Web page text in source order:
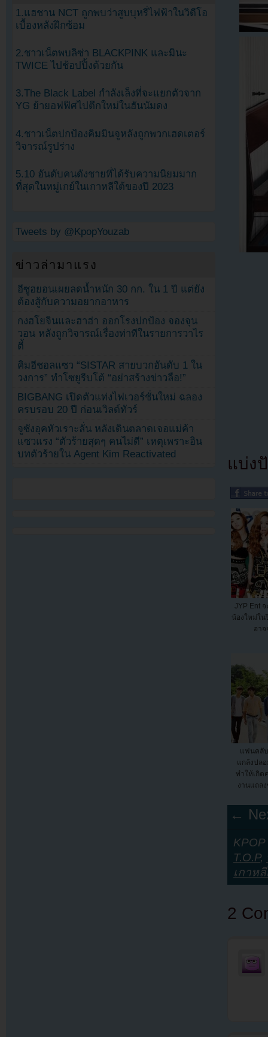
แบ่ง
JYP Ent จ
น้องใหม่ใน
อา
แฟนคลับ
แกล้งปล
ทำให้เกิด
งานแถล
←
T.O.P,
เกาห
2
1.แฮชาน NCT ถูกพบว่าสูบบุหรี่ไฟฟ้าในวิดีโอ
เบื้องหลังฝึกซ้อม
2.ชาวเน็ตพบลิซ่า BLACKPINK และมินะ
TWICE ไปช้อปปิ้งด้วยกัน
3.The Black Label กำลังเล็งที่จะแยกตัวจาก
YG ย้ายอฟฟิศไปตึกใหม่ในฮันนัมดง
4.ชาวเน็ตปกป้องคิมมินจูหลังถูกพวกเฮดเตอร์
วิจารณ์รูปร่าง
5.10 อันดับคนดังชายที่ได้รับความนิยมมาก
ที่สุดในหมู่เกย์ในเกาหลีใต้ของปี 2023
Tweets by @KpopYouzab
ข่าวล่ามาแรง
อีซูฮยอนเผยลดน้ำหนัก 30 กก. ใน 1 ปี แต่ยัง
ต้องสู้กับความอยากอาหาร
กงฮโยจินและฮาฮ่า ออกโรงปกป้อง จองจุน
วอน หลังถูกวิจารณ์เรื่องท่าทีในรายการวาไร
ตี้
คิมฮีชอลแซว “SISTAR สายบวกอันดับ 1 ใน
วงการ” ทำโซยูรีบโต้ “อย่าสร้างข่าวลือ!”
BIGBANG เปิดตัวแท่งไฟเวอร์ชั่นใหม่ ฉลอง
ครบรอบ 20 ปี ก่อนเวิลด์ทัวร์
จูซังอุคหัวเราะลั่น หลังเดินตลาดเจอแม่ค้า
แซวแรง “ตัวร้ายสุดๆ คนไม่ดี” เหตุเพราะอิน
บทตัวร้ายใน Agent Kim Reactivated